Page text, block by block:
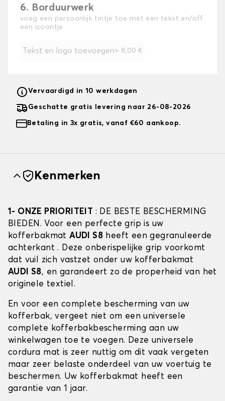
6. Borduurwerk
voeg een persoonlijk tintje toe met een tekst en/off
een icoontje
Tekst en logo toevoegen+ 8,00 €
Vervaardigd in 10 werkdagen
Geschatte gratis levering naar 26-08-2026
Betaling in 3x gratis, vanaf €60 aankoop.
Kenmerken
1- ONZE PRIORITEIT : DE BESTE BESCHERMING
BIEDEN. Voor een perfecte grip is uw
kofferbakmatAUDI S8 heeft een gegranuleerde
achterkant . Deze onberispelijke grip voorkomt
dat vuil zich vastzet onder uw kofferbakmat
AUDI S8, en garandeert zo de properheid van het
originele textiel.
En voor een complete bescherming van uw
kofferbak, vergeet niet om een universele
complete kofferbakbescherming aan uw
winkelwagen toe te voegen. Deze universele
cordura mat is zeer nuttig om dit vaak vergeten
maar zeer belaste onderdeel van uw voertuig te
beschermen. Uw kofferbakmat heeft een
garantie van 1 jaar.